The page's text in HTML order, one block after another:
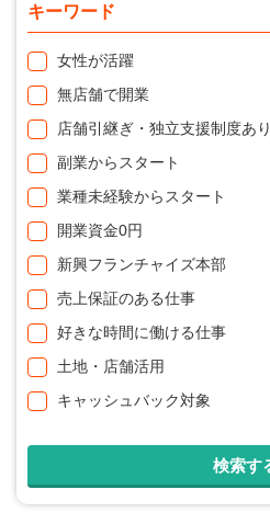
キーワード
女性が活躍
無店舗で開業
店舗引継ぎ・独立支援制度あり
副業からスタート
業種未経験からスタート
開業資金0円
新興フランチャイズ本部
売上保証のある仕事
好きな時間に働ける仕事
土地・店舗活用
キャッシュバック対象